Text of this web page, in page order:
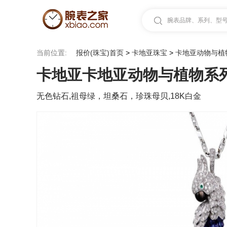
腕表品牌、系列、型
当前位置: 报价(珠宝)首页 > 卡地亚珠宝 > 卡地亚动物与植
卡地亚卡地亚动物与植物
无色钻石,祖母绿，坦桑石，珍珠母贝,18K白金